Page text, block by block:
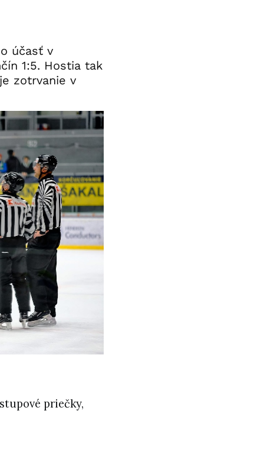
účasť v
1:5. Hostia tak
zotrvanie v
priečky,